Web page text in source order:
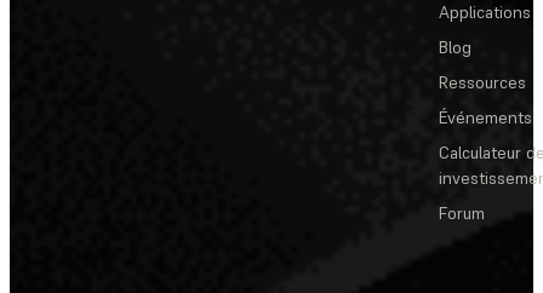
Applications
Blog
Ressources
Événements
Calculateur
Forum